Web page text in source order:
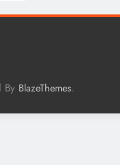
By BlazeThemes.